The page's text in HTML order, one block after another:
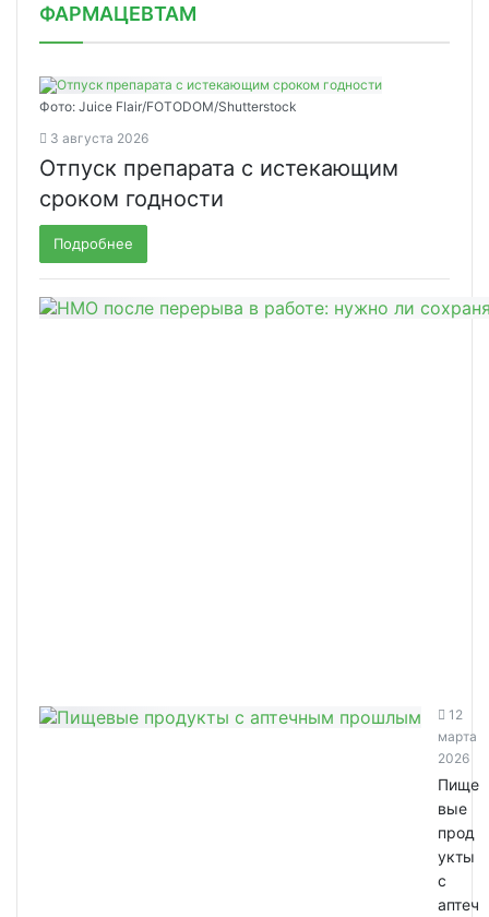
ФАРМАЦЕВТАМ
Фото: Juice Flair/FOTODOM/Shutterstoсk
3 августа 2026
Отпуск препарата с истекающим
сроком годности
Подробнее
12
марта
2026
Пище
вые
прод
укты
с
аптеч